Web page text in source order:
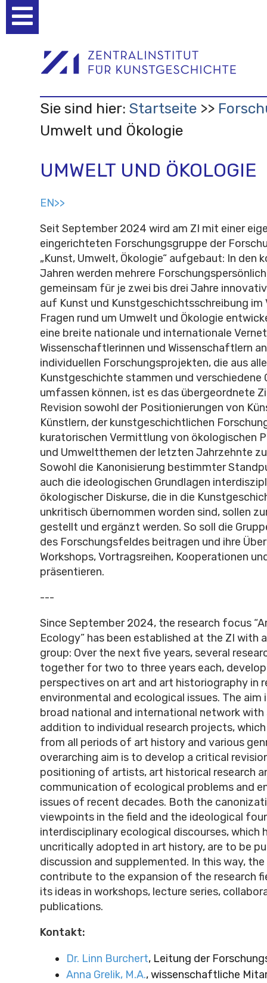
Werkzeuge
Sie sind hier: Startseite
Umwelt und Ökologie
UMWELT UND ÖKOLOGIE
EN>>
Seit September 2024 wird am ZI mit einer
eingerichteten Forschungsgruppe der
„Kunst, Umwelt, Ökologie“ aufgebaut: In den
Jahren werden mehrere
gemeinsam für je zwei bis drei Jahre
auf Kunst und Kunstgeschichtsschreibung im
Fragen rund um Umwelt und Ökologie
eine breite nationale und internationale
Wissenschaftlerinnen und Wissenschaftlern
individuellen Forschungsprojekten, die aus
Kunstgeschichte stammen und verschiedene
umfassen können, ist es das übergeordnete
Revision sowohl der Positionierungen von
Künstlern, der kunstgeschichtlichen
kuratorischen Vermittlung von ökologischen
und Umweltthemen der letzten Jahrzehnte
Sowohl die Kanonisierung bestimmter
auch die ideologischen Grundlagen
ökologischer Diskurse, die in die
unkritisch übernommen worden sind, sollen
gestellt und ergänzt werden. So soll die
des Forschungsfeldes beitragen und ihre
Workshops, Vortragsreihen, Kooperationen
präsentieren.
---
Since September 2024, the research focus
Ecology” has been established at the ZI with
group: Over the next five years, several
together for two to three years each,
perspectives on art and art historiography in
environmental and ecological issues. The aim
broad national and international network with
addition to individual research projects,
from all periods of art history and various
overarching aim is to develop a critical
positioning of artists, art historical research
communication of ecological problems and
issues of recent decades. Both the
viewpoints in the field and the ideological
interdisciplinary ecological discourses, which
uncritically adopted in art history, are to be
discussion and supplemented. In this way,
contribute to the expansion of the research
its ideas in workshops, lecture series,
publications.
Kontakt:
Dr. Linn Burchert, Leitung der
Anna Grelik, M.A., wissenschaftliche